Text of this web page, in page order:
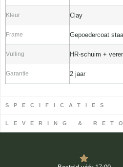
Kleur Clay
Frame Gepoedercoat
Vulling HR-schuim +
Garantie 2 jaar
SPECIFICATIES
LEVERING &